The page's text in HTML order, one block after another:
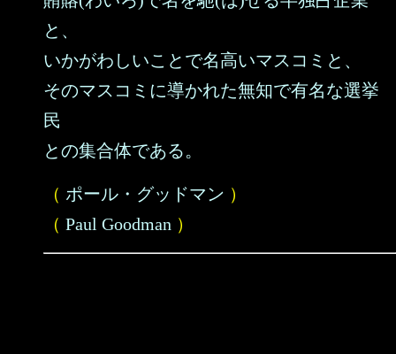
と、
いかがわしいことで名高いマスコミと、
そのマスコミに導かれた無知で有名な選挙
民
との集合体である。
（ ポール・グッドマン ）
（ Paul Goodman ）